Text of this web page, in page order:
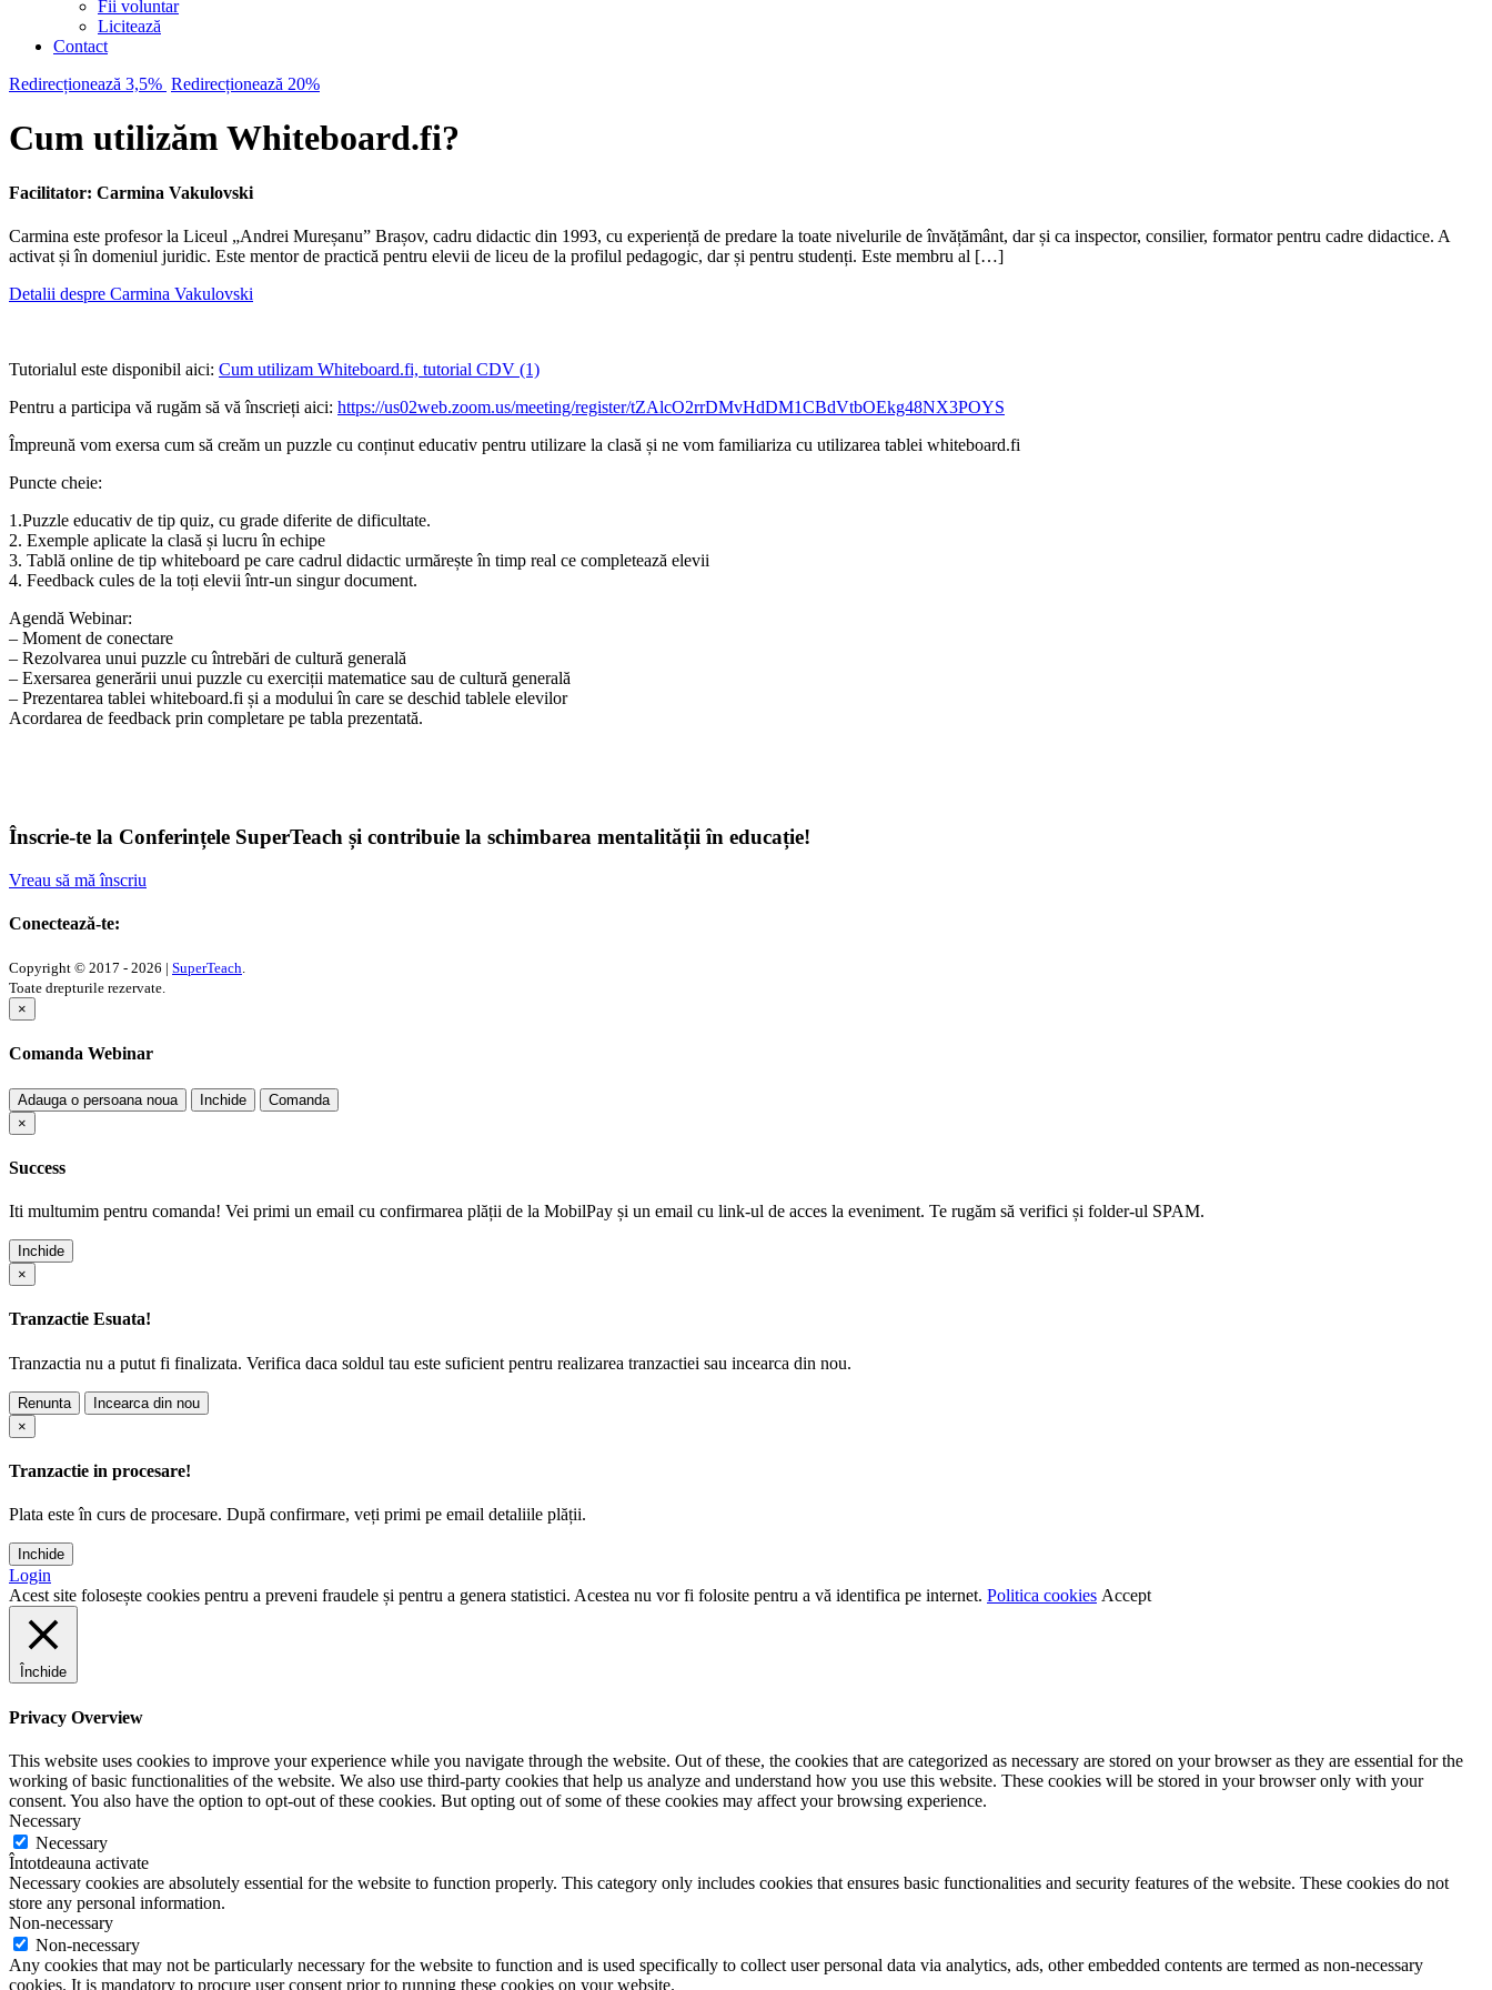
Fii voluntar
Licitează
Contact
Redirecționează 3,5% Redirecționează 20%
Cum utilizăm Whiteboard.fi?
Facilitator: Carmina Vakulovski
Carmina este profesor la Liceul „Andrei Mureșanu” Brașov, cadru didactic din 1993, cu experiență de predare la toate nivelurile de învățământ, dar și ca inspector, consilier, formator pentru cadre didactice. A
activat și în domeniul juridic. Este mentor de practică pentru elevii de liceu de la profilul pedagogic, dar și pentru studenți. Este membru al […]
Detalii despre Carmina Vakulovski
Tutorialul este disponibil aici: Cum utilizam Whiteboard.fi, tutorial CDV (1)
Pentru a participa vă rugăm să vă înscrieți aici: https://us02web.zoom.us/meeting/register/tZAlcO2rrDMvHdDM1CBdVtbOEkg48NX3POYS
Împreună vom exersa cum să creăm un puzzle cu conținut educativ pentru utilizare la clasă și ne vom familiariza cu utilizarea tablei whiteboard.fi
Puncte cheie:
1.Puzzle educativ de tip quiz, cu grade diferite de dificultate.
2. Exemple aplicate la clasă și lucru în echipe
3. Tablă online de tip whiteboard pe care cadrul didactic urmărește în timp real ce completează elevii
4. Feedback cules de la toți elevii într-un singur document.
Agendă Webinar:
– Moment de conectare
– Rezolvarea unui puzzle cu întrebări de cultură generală
– Exersarea generării unui puzzle cu exerciții matematice sau de cultură generală
– Prezentarea tablei whiteboard.fi și a modului în care se deschid tablele elevilor
Acordarea de feedback prin completare pe tabla prezentată.
Înscrie-te la Conferințele SuperTeach și contribuie la schimbarea mentalității în educație!
Vreau să mă înscriu
Conectează-te:
Copyright © 2017 - 2026 | SuperTeach.
Toate drepturile rezervate.
×
Comanda Webinar
Adauga o persoana noua Inchide
Comanda
×
Success
Iti multumim pentru comanda! Vei primi un email cu confirmarea plății de la MobilPay și un email cu link-ul de acces la eveniment. Te rugăm să verifici și folder-ul SPAM.
Inchide
×
Tranzactie Esuata!
Tranzactia nu a putut fi finalizata. Verifica daca soldul tau este suficient pentru realizarea tranzactiei sau incearca din nou.
Renunta
Incearca din nou
×
Tranzactie in procesare!
Plata este în curs de procesare. După confirmare, veți primi pe email detaliile plății.
Inchide
Login
Acest site folosește cookies pentru a preveni fraudele și pentru a genera statistici. Acestea nu vor fi folosite pentru a vă identifica pe internet. Politica cookies Accept
Închide
Privacy Overview
This website uses cookies to improve your experience while you navigate through the website. Out of these, the cookies that are categorized as necessary are stored on your browser as they are essential for the
working of basic functionalities of the website. We also use third-party cookies that help us analyze and understand how you use this website. These cookies will be stored in your browser only with your
consent. You also have the option to opt-out of these cookies. But opting out of some of these cookies may affect your browsing experience.
Necessary
Necessary
Întotdeauna activate
Necessary cookies are absolutely essential for the website to function properly. This category only includes cookies that ensures basic functionalities and security features of the website. These cookies do not
store any personal information.
Non-necessary
Non-necessary
Any cookies that may not be particularly necessary for the website to function and is used specifically to collect user personal data via analytics, ads, other embedded contents are termed as non-necessary
cookies. It is mandatory to procure user consent prior to running these cookies on your website.